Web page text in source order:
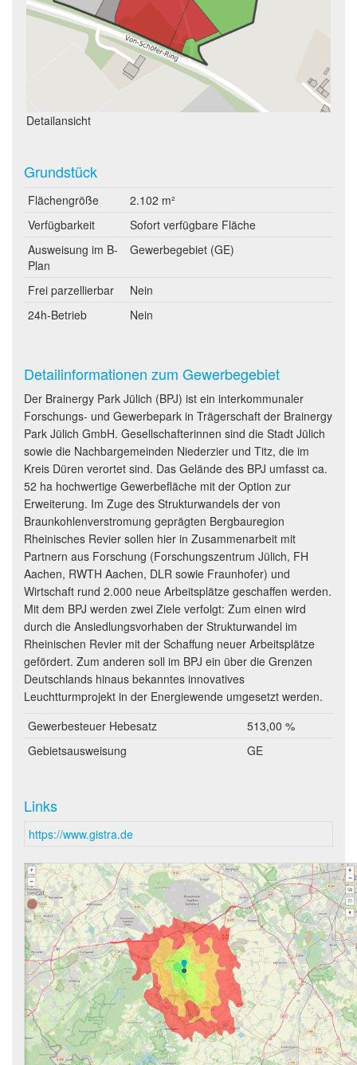
Detailansicht
Grundstück
Flächengröße
2.102 m²
Verfügbarkeit
Sofort verfügbare Fläche
Ausweisung im B-
Plan
Gewerbegebiet (GE)
Frei parzellierbar
Nein
24h-Betrieb
Nein
Detailinformationen zum Gewerbegebiet
Der Brainergy Park Jülich (BPJ) ist ein interkommunaler
Forschungs- und Gewerbepark in Trägerschaft der Brainergy
Park Jülich GmbH. Gesellschafterinnen sind die Stadt Jülich
sowie die Nachbargemeinden Niederzier und Titz, die im
Kreis Düren verortet sind. Das Gelände des BPJ umfasst ca.
52 ha hochwertige Gewerbefläche mit der Option zur
Erweiterung. Im Zuge des Strukturwandels der von
Braunkohlenverstromung geprägten Bergbauregion
Rheinisches Revier sollen hier in Zusammenarbeit mit
Partnern aus Forschung (Forschungszentrum Jülich, FH
Aachen, RWTH Aachen, DLR sowie Fraunhofer) und
Wirtschaft rund 2.000 neue Arbeitsplätze geschaffen werden.
Mit dem BPJ werden zwei Ziele verfolgt: Zum einen wird
durch die Ansiedlungsvorhaben der Strukturwandel im
Rheinischen Revier mit der Schaffung neuer Arbeitsplätze
gefördert. Zum anderen soll im BPJ ein über die Grenzen
Deutschlands hinaus bekanntes innovatives
Leuchtturmprojekt in der Energiewende umgesetzt werden.
Gewerbesteuer Hebesatz
513,00 %
Gebietsausweisung
GE
Links
https://www.gistra.de